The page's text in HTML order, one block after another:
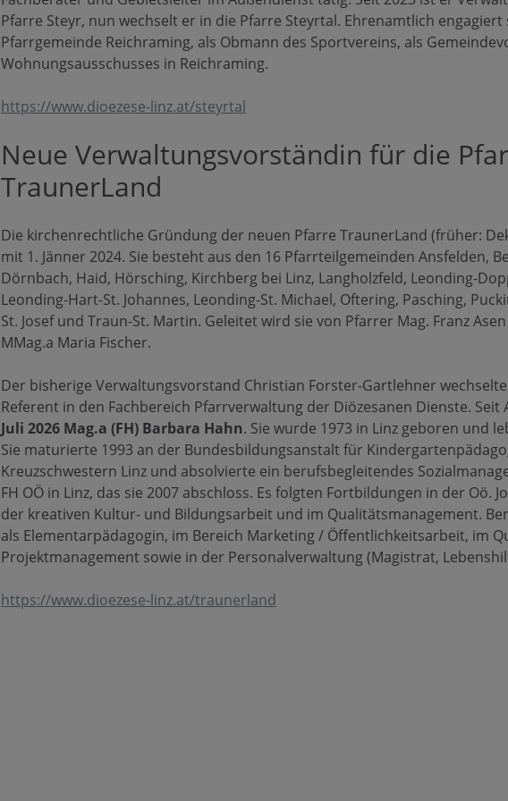
Pfarre Steyr, nun wechselt er in die Pfarre Steyrtal. Ehrenamtlich
Pfarrgemeinde Reichraming, als Obmann des Sportvereins, als
Wohnungsausschusses in Reichraming.
https://www.dioezese-linz.at/steyrtal
Neue Verwaltungsvorständin für die
TraunerLand
Die kirchenrechtliche Gründung der neuen Pfarre TraunerLand (früher:
mit 1. Jänner 2024. Sie besteht aus den 16 Pfarrteilgemeinden Ansfelden,
Dörnbach, Haid, Hörsching, Kirchberg bei Linz, Langholzfeld, Leonding-
Leonding-Hart-St. Johannes, Leonding-St. Michael, Oftering, Pasching,
St. Josef und Traun-St. Martin. Geleitet wird sie von Pfarrer Mag. Franz
MMag.a Maria Fischer.
Der bisherige Verwaltungsvorstand Christian Forster-Gartlehner wechselte
Referent in den Fachbereich Pfarrverwaltung der Diözesanen Dienste.
Juli 2026 Mag.a (FH) Barbara Hahn. Sie wurde 1973 in Linz geboren und
Sie maturierte 1993 an der Bundesbildungsanstalt für
Kreuzschwestern Linz und absolvierte ein berufsbegleitendes
FH OÖ in Linz, das sie 2007 abschloss. Es folgten Fortbildungen in der Oö.
der kreativen Kultur- und Bildungsarbeit und im Qualitätsmanagement.
als Elementarpädagogin, im Bereich Marketing / Öffentlichkeitsarbeit, im
Projektmanagement sowie in der Personalverwaltung (Magistrat,
https://www.dioezese-linz.at/traunerland